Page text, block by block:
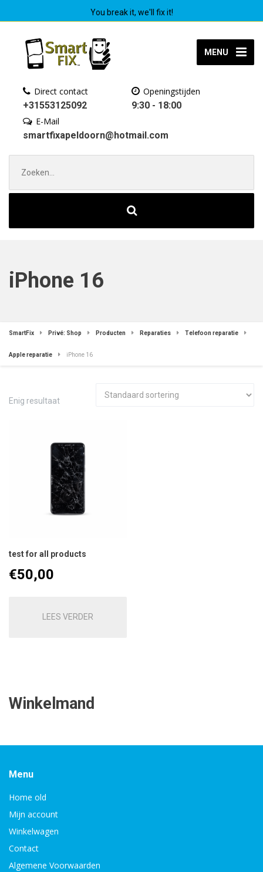
You break it, we'll fix it!
MENU
Direct contact
+31553125092
Openingstijden
9:30 - 18:00
E-Mail
smartfixapeldoorn@hotmail.com
naar:
iPhone 16
SmartFix Privé: Shop Producten Reparaties Telefoon reparatie
Apple reparatie iPhone 16
Enig resultaat
test for all products
€50,00
LEES VERDER
Winkelmand
Menu
Home old
Mijn account
Winkelwagen
Contact
Algemene Voorwaarden